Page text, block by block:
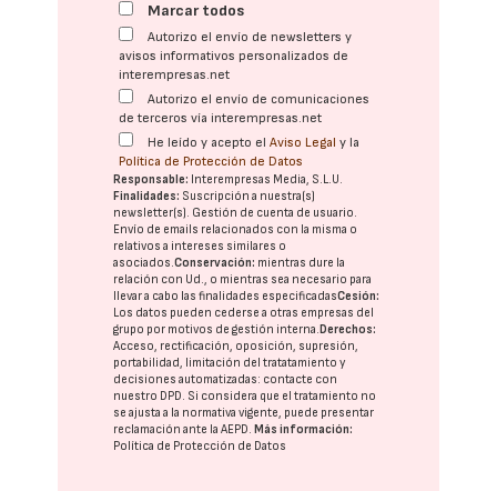
Marcar todos
Autorizo el envío de newsletters y
avisos informativos personalizados de
interempresas.net
Autorizo el envío de comunicaciones
de terceros vía interempresas.net
He leído y acepto elAviso Legal y la
Política de Protección de Datos
Responsable: Interempresas Media, S.L.U.
Finalidades: Suscripción a nuestra(s)
newsletter(s). Gestión de cuenta de usuario.
Envío de emails relacionados con la misma o
relativos a intereses similares o
asociados.Conservación: mientras dure la
relación con Ud., o mientras sea necesario para
llevar a cabo las finalidades especificadasCesión:
Los datos pueden cederse a otras empresas del
grupo por motivos de gestión interna. Derechos:
Acceso, rectificación, oposición, supresión,
portabilidad, limitación del tratatamiento y
decisiones automatizadas: contacte con
nuestro DPD. Si considera que el tratamiento no
se ajusta a la normativa vigente, puede presentar
reclamación ante laAEPD. Más información:
Política de Protección de Datos